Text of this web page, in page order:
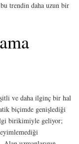
bu trendin daha uzun bir
ve daha ilginç bir hal
biçimde genişlediği
birikimiyle geliyor;